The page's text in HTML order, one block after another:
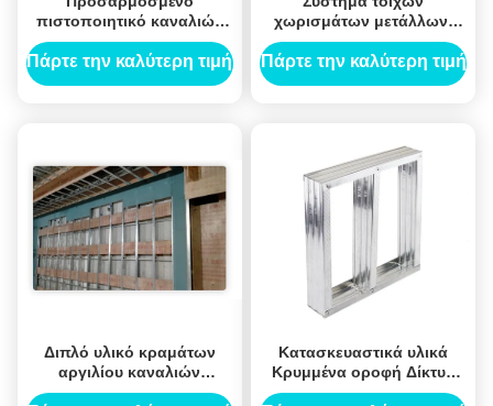
πιστοποιητικό καναλιών
ISO9001 Furring
συστημάτων τοίχων
Πάρτε την καλύτερη τιμή
χωρισμάτων μετάλλων,
κανάλι Furring τοίχων για
την τάξη ξενοδοχείων
Πάρτε την καλύτερη τιμή
Διπλό υλικό κραμάτων
αργιλίου καναλιών
συστημάτων τοίχων
Κατασκευαστικά υλικά
Κρυμμένα οροφή Δίκτυο
ξυλοπετρώματος